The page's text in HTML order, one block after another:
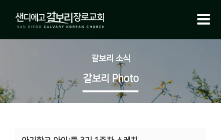
갈보리 소식
갈보리 Photo